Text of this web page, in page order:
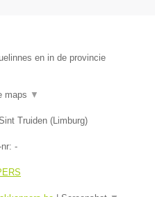
en in de provincie
maps ▼
Truiden (Limburg)
nr: -